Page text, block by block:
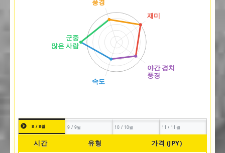
8 / 8월 9 / 9월 10 / 10월 11 / 11월
시간 유형 가격 (JPY)